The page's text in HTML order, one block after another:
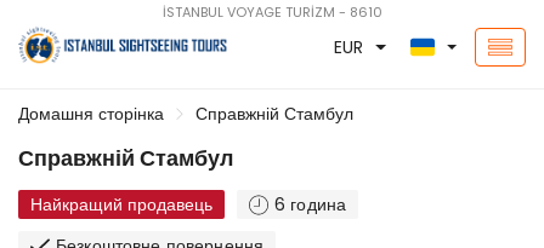
İSTANBUL VOYAGE TURİZM - 8610
EUR
Домашня сторінка Справжній Стамбул
Справжній Стамбул
Найкращий продавець
6 година